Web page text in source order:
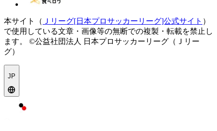
本サイト（ Ｊリーグ[日本プロサッカーリーグ]公式サイト ）
で使用している文章・画像等の無断での複製・転載を禁止し
ます。
©公益社団法人 日本プロサッカーリーグ（Ｊリー
グ）
JP